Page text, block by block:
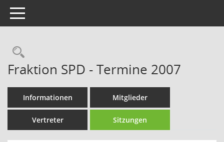
Toggle navigation
Rechercheauswahl
Fraktion SPD - Termine 2007
Informationen Mitglieder
Vertreter Sitzungen